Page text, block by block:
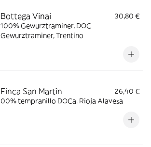
Bottega Vinai
30,80 €
100% Gewurztraminer, DOC
Gewurztraminer, Trentino
Finca San Martìn
26,40 €
00% tempranillo DOCa. Rioja Alavesa